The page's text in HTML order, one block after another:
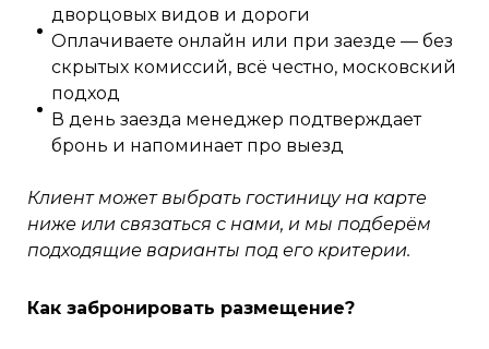
дворцовых видов и дороги
Оплачиваете онлайн или при заезде — без
скрытых комиссий, всё честно, московский
подход
В день заезда менеджер подтверждает
бронь и напоминает про выезд
Клиент может выбрать гостиницу на карте
ниже или связаться с нами, и мы подберём
подходящие варианты под его критерии.
Как забронировать размещение?